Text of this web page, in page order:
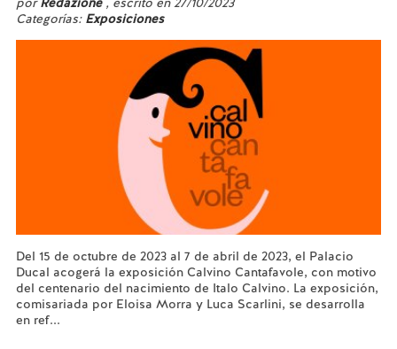
Categorías: Exposiciones
Del 15 de octubre de 2023 al 7 de abril de 2023, el Palacio
Ducal acogerá la exposición Calvino Cantafavole, con motivo
del centenario del nacimiento de Italo Calvino. La exposición,
comisariada por Eloisa Morra y Luca Scarlini, se desarrolla
en ref...